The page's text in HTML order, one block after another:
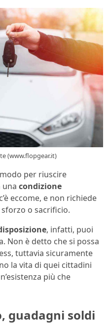
(www.flopgear.it)
per riuscire
una condizione
c’è eccome, e non richiede
o sacrificio.
, infatti, puoi
Non è detto che si possa
tuttavia sicuramente
la vita di quei cittadini
più che
guadagni soldi